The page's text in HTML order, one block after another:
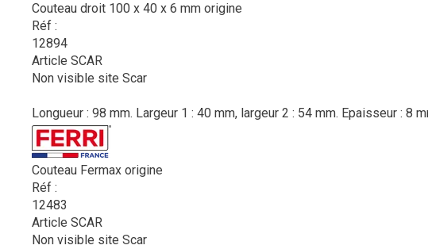
Couteau droit 100 x 40 x 6 mm origine
Réf :
12894
Article SCAR
Non visible site Scar
Longueur : 98 mm. Largeur 1 : 40 mm, largeur 2 : 54 mm. Epaisseur : 8
Couteau Fermax origine
Réf :
12483
Article SCAR
Non visible site Scar